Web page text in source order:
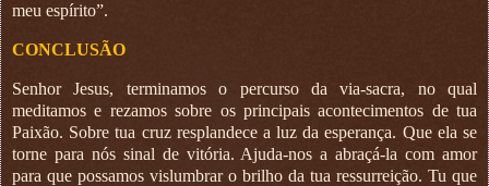
meu espírito”.
CONCLUSÃO
Senhor Jesus, terminamos o percurso da via-sacra, no qual
meditamos e rezamos sobre os principais acontecimentos de tua
Paixão. Sobre tua cruz resplandece a luz da esperança. Que ela se
torne para nós sinal de vitória. Ajuda-nos a abraçá-la com amor
para que possamos vislumbrar o brilho da tua ressurreição. Tu que